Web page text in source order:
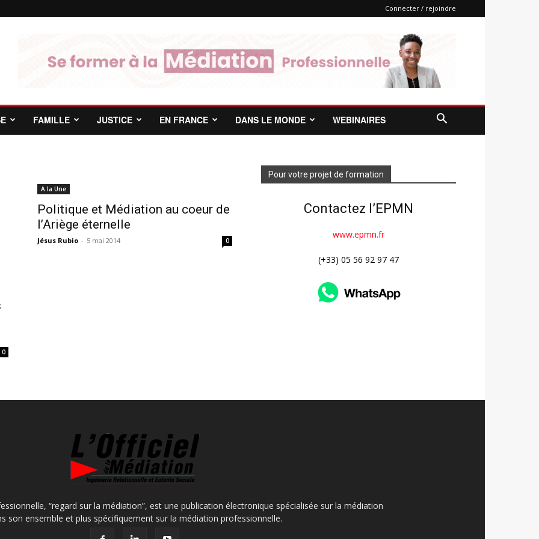
Connecter / rejoindre
FAMILLE JUSTICE EN FRANCE DANS LE MONDE WEBINAIRES
0
A la Une
Politique et Médiation au coeur de
l’Ariège éternelle
Jésus Rubio - 5 mai 2014 0
Pour votre projet de formation
Contactez l’EPMN
www.epmn.fr
(+33) 05 56 92 97 47
“regard sur la médiation”, est une publication électronique spécialisée sur la médiation
son ensemble et plus spécifiquement sur la médiation professionnelle.